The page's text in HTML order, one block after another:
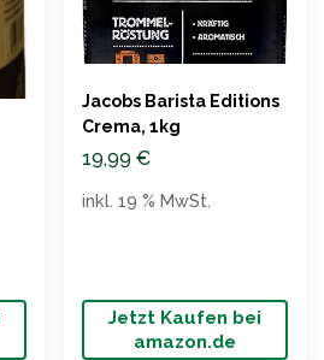
Jacobs Barista Editions
Crema, 1kg
19,99 €
Jetzt Kaufen bei
amazon.de
inkl. 19 % MwSt.